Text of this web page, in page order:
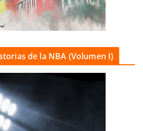
de la NBA (Volumen I)